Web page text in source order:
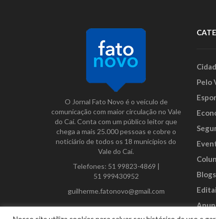
O Jornal Fato Novo é o veículo de
comunicação com maior circulação no Vale
do Caí. Conta com um público leitor que
chega a mais 25.000 pessoas e cobre o
noticiário de todos os 18 municípios do
Vale do Caí.
Telefones: 51 99823-4869 |
51 999430952
guilherme.fatonovo@gmail.com
Facebook
Instagram
Twitter
Pelo
Blogs